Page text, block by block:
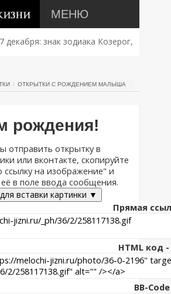
МЕНЮ
декабря: знак зодиака Козерог,
ОТКРЫТКИ С РОЖДЕНИЕМ МАЛЫША
рождения!
отправить открытку в
или вконтакте, скопируйте
на изображение" и
её в поле ввода сообщения.
вставки картинки ▼
Прямая
HTML код
BB-